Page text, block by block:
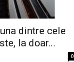
dintre cele
la doar...
0